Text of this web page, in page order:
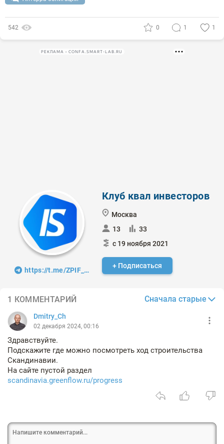
542 0 1 1
РЕКЛАМА • CONFA.SMART-LAB.RU
https://t.me/ZPIF_RF
Клуб квал инвесторов
Москва
13
33
с 19 ноября 2021
+ Подписаться
1 КОММЕНТАРИЙ Сначала старые
Dmitry_Ch
02 декабря 2024, 00:16
Здравствуйте.
Подскажите где можно посмотреть ход строительства
Скандинавии.
На сайте пустой раздел
scandinavia.greenflow.ru/progress